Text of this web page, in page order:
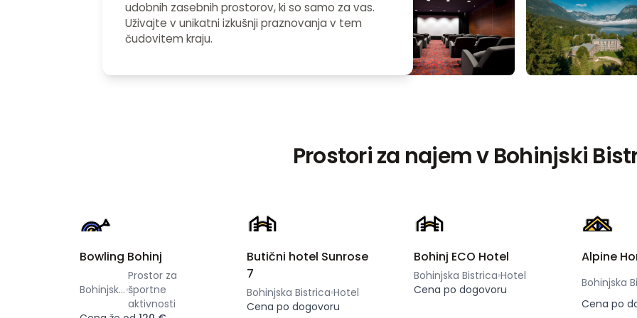
udobnih zasebnih prostorov, ki so samo za vas.
Uživajte v unikatni izkušnji praznovanja v tem
čudovitem kraju.
Prostori za najem v Bohinjski
Bowling Bohinj
Bohinjska Bistrica
Prostor za
športne
aktivnosti
Butični hotel Sunrose
7
Bohinjska Bistrica Hotel
Cena po dogovoru
Bohinj ECO Hotel
Bohinjska Bistrica Hotel
Cena po dogovoru
Alpine
Cena po